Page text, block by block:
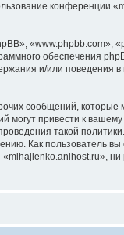
конференции
«www.phpbb.com»,
обеспечения
и/или поведения
сообщений, которые
могут привести к
такой
Как пользователь вы